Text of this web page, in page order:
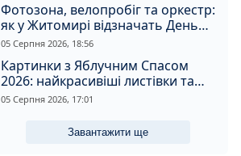
Фотозона, велопробіг та оркестр:
як у Житомирі відзначать День
Прапора та День Незалежності
05 Серпня 2026, 18:56
Картинки з Яблучним Спасом
2026: найкрасивіші листівки та
щирі привітання зі святом
05 Серпня 2026, 17:01
Завантажити ще